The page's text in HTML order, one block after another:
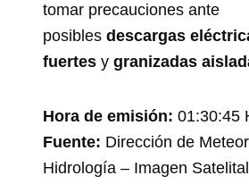
tomar precauciones ante
posibles descargas
fuertesy granizadas
Hora de emisión: 01:30:45
Fuente: Dirección de
Hidrología – Imagen